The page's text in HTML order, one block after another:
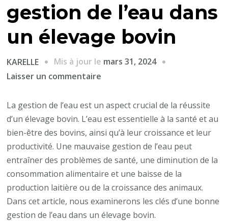
gestion de l’eau dans
un élevage bovin
KARELLE Mis à jour le mars 31, 2024
Laisser un commentaire
clés
d’une
bonne
gestion
de
l’eau
dans
un
élevage
La gestion de l’eau est un aspect crucial de la réussite
d’un élevage bovin. L’eau est essentielle à la santé et au
bien-être des bovins, ainsi qu’à leur croissance et leur
productivité. Une mauvaise gestion de l’eau peut
entraîner des problèmes de santé, une diminution de la
consommation alimentaire et une baisse de la
production laitière ou de la croissance des animaux.
Dans cet article, nous examinerons les clés d’une bonne
gestion de l’eau dans un élevage bovin.